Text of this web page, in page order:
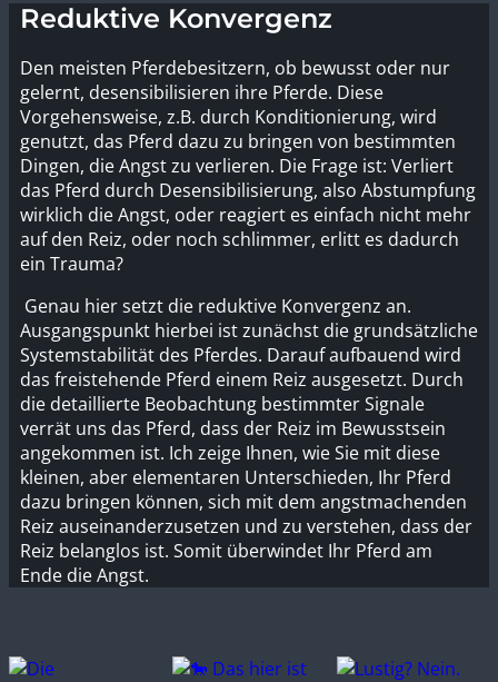
Reduktive Konvergenz
Den meisten Pferdebesitzern, ob bewusst oder nur
gelernt, desensibilisieren ihre Pferde. Diese
Vorgehensweise, z.B. durch Konditionierung, wird
genutzt, das Pferd dazu zu bringen von bestimmten
Dingen, die Angst zu verlieren. Die Frage ist: Verliert
das Pferd durch Desensibilisierung, also Abstumpfung
wirklich die Angst, oder reagiert es einfach nicht mehr
auf den Reiz, oder noch schlimmer, erlitt es dadurch
ein Trauma?
Genau hier setzt die reduktive Konvergenz an.
Ausgangspunkt hierbei ist zunächst die grundsätzliche
Systemstabilität des Pferdes. Darauf aufbauend wird
das freistehende Pferd einem Reiz ausgesetzt. Durch
die detaillierte Beobachtung bestimmter Signale
verrät uns das Pferd, dass der Reiz im Bewusstsein
angekommen ist. Ich zeige Ihnen, wie Sie mit diese
kleinen, aber elementaren Unterschieden, Ihr Pferd
dazu bringen können, sich mit dem angstmachenden
Reiz auseinanderzusetzen und zu verstehen, dass der
Reiz belanglos ist. Somit überwindet Ihr Pferd am
Ende die Angst.